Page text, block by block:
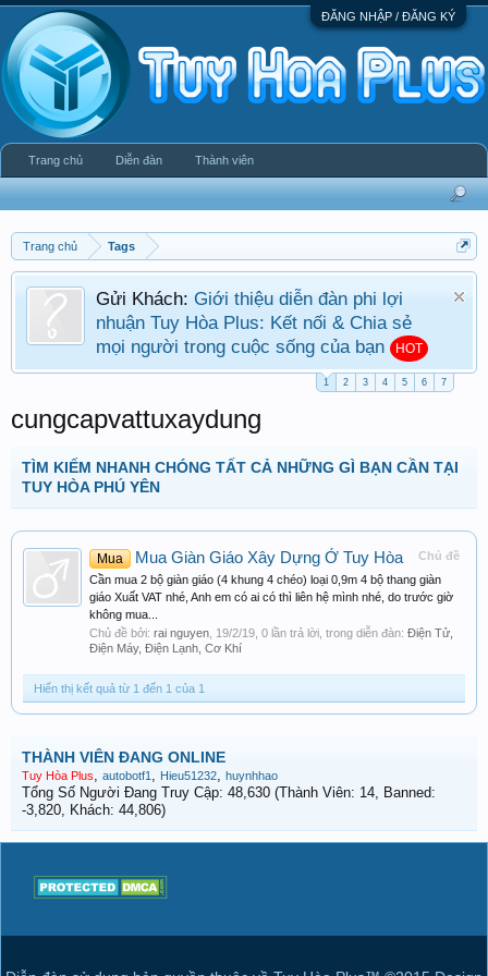
ĐĂNG NHẬP / ĐĂNG KÝ
Trang chủ Tags
Gửi Khách: Giới thiệu diễn đàn phi lợi
nhuận Tuy Hòa Plus: Kết nối & Chia sẻ
mọi người trong cuộc sống của bạn
HOT
1 2 3 4 5 6 7
cungcapvattuxaydung
TÌM KIẾM NHANH CHÓNG TẤT CẢ NHỮNG GÌ BẠN CẦN TẠI
TUY HÒA PHÚ YÊN
Chủ đề
Mua Mua Giàn Giáo Xây Dựng Ở Tuy Hòa
Cần mua 2 bộ giàn giáo (4 khung 4 chéo) loại 0,9m 4 bộ thang giàn
giáo Xuất VAT nhé, Anh em có ai có thì liên hệ mình nhé, do trước giờ
không mua...
Chủ đề bởi: rai nguyen 19/2/19 , 0 lần trả lời, trong diễn đàn: Điện Tử,
Điện Máy, Điện Lạnh, Cơ Khí
Hiển thị kết quả từ 1 đến 1 của 1
THÀNH VIÊN ĐANG ONLINE
Tuy Hòa Plus, autobotf1 , Hieu51232, huynhhao
Tổng Số Người Đang Truy Cập: 48,630 (Thành Viên: 14, Banned:
-3,820, Khách: 44,806)
Trang chủ Diễn đàn Thành viên